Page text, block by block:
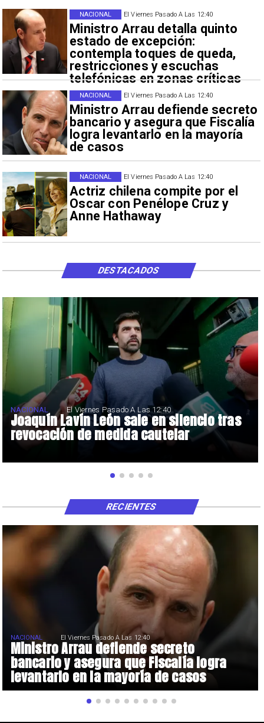
El Viernes Pasado A Las 12:40
Ministro Arrau detalla quinto
estado de excepción:
contempla toques de queda,
restricciones y escuchas
telefónicas en zonas críticas
NACIONAL
El Viernes Pasado A Las 12:40
Ministro Arrau defiende secreto
bancario y asegura que Fiscalía
logra levantarlo en la mayoría
de casos
NACIONAL
El Viernes Pasado A Las 12:40
Actriz chilena compite por el
Oscar con Penélope Cruz y
Anne Hathaway
NACIONAL
Joaquín Lavín León sale en silencio tras
revocación de medida cautelar
NACIONAL El Viernes Pasado A Las 12:40
DESTACADOS
Ministro Arrau defiende secreto
bancario y asegura que Fiscalía logra
levantarlo en la mayoría de casos
NACIONAL El Viernes Pasado A Las 12:40
RECIENTES